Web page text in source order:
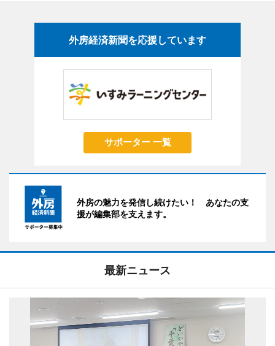
外房経済新聞を応援しています
サポーター 一覧
外房の魅力を発信し続けたい！ あなたの支
援が編集部を支えます。
最新ニュース